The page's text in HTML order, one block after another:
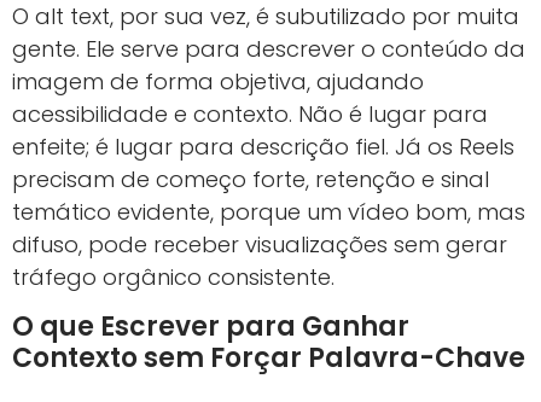
O alt text, por sua vez, é subutilizado por muita
gente. Ele serve para descrever o conteúdo da
imagem de forma objetiva, ajudando
acessibilidade e contexto. Não é lugar para
enfeite; é lugar para descrição fiel. Já os Reels
precisam de começo forte, retenção e sinal
temático evidente, porque um vídeo bom, mas
difuso, pode receber visualizações sem gerar
tráfego orgânico consistente.
O que Escrever para Ganhar
Contexto sem Forçar Palavra-Chave